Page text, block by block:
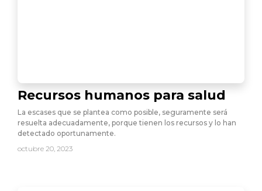
Recursos humanos para salud
La escases que se plantea como posible, seguramente será
resuelta adecuadamente, porque tienen los recursos y lo han
detectado oportunamente.
octubre 20, 2023